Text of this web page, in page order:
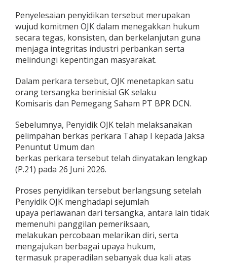
a
k
P
d
a
P
e
r
a
k
a
n
P
B
P
R
D
C
N
Penyelesaian penyidikan tersebut merupakan
wujud komitmen OJK dalam menegakkan hukum
secara tegas, konsisten, dan berkelanjutan guna
menjaga integritas industri perbankan serta
melindungi kepentingan masyarakat.
Dalam perkara tersebut, OJK menetapkan satu
orang tersangka berinisial GK selaku
Komisaris dan Pemegang Saham PT BPR DCN.
Sebelumnya, Penyidik OJK telah melaksanakan
pelimpahan berkas perkara Tahap I kepada Jaksa
Penuntut Umum dan
berkas perkara tersebut telah dinyatakan lengkap
(P.21) pada 26 Juni 2026.
Proses penyidikan tersebut berlangsung setelah
Penyidik OJK menghadapi sejumlah
upaya perlawanan dari tersangka, antara lain tidak
memenuhi panggilan pemeriksaan,
melakukan percobaan melarikan diri, serta
mengajukan berbagai upaya hukum,
termasuk praperadilan sebanyak dua kali atas